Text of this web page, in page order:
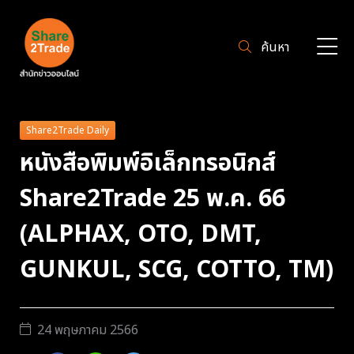
ค้นหา
Share2Trade Daily
หนังสือพิมพ์อิเล็กทรอนิกส์
Share2Trade 25 พ.ค. 66
(ALPHAX, OTO, DMT,
GUNKUL, SCG, COTTO, TM)
24 พฤษภาคม 2566